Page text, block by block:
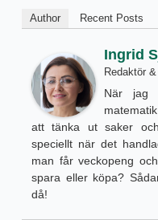
Author Recent Posts
Ingrid
Redaktör
När jag
att tänka ut saker
speciellt när det
man får veckopeng
spara eller köpa?
då!